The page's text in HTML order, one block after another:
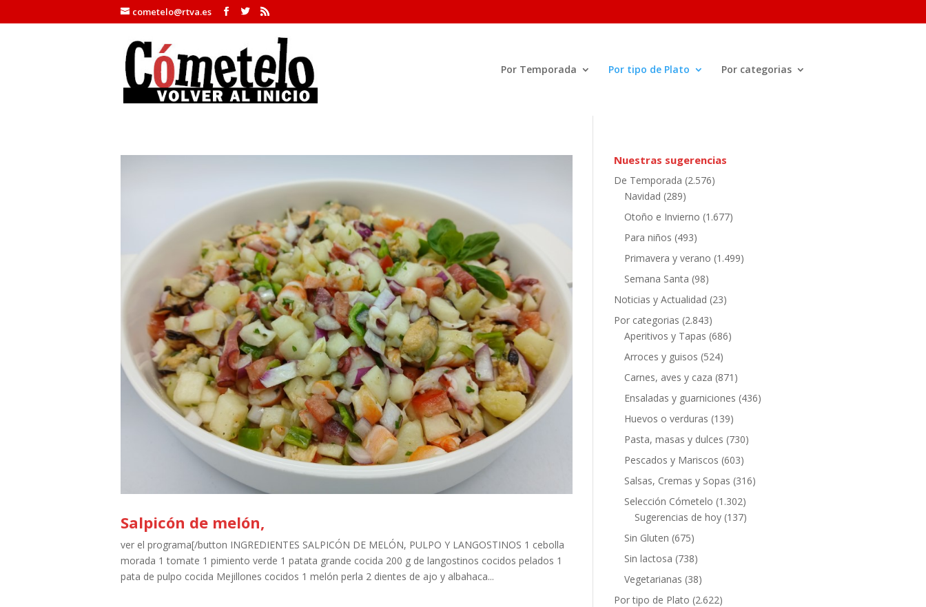
cometelo@rtva.es
Por Temporada Por tipo de Plato Por categorias
Salpicón de melón,
ver el programa[/button INGREDIENTES SALPICÓN DE MELÓN, PULPO Y LANGOSTINOS 1 cebolla
morada 1 tomate 1 pimiento verde 1 patata grande cocida 200 g de langostinos cocidos pelados 1
pata de pulpo cocida Mejillones cocidos 1 melón perla 2 dientes de ajo y albahaca...
Nuestras sugerencias
De Temporada (2.576)
Navidad (289)
Otoño e Invierno (1.677)
Para niños (493)
Primavera y verano (1.499)
Semana Santa (98)
Noticias y Actualidad (23)
Por categorias (2.843)
Aperitivos y Tapas (686)
Arroces y guisos (524)
Carnes, aves y caza (871)
Ensaladas y guarniciones (436)
Huevos o verduras (139)
Pasta, masas y dulces (730)
Pescados y Mariscos (603)
Salsas, Cremas y Sopas (316)
Selección Cómetelo (1.302)
Sugerencias de hoy(137)
Sin Gluten (675)
Sin lactosa (738)
Vegetarianas (38)
Por tipo de Plato (2.622)